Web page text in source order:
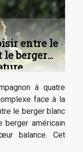
entre le
le berger
à quatre
face à la
le berger blanc
berger américain
balance. Cet